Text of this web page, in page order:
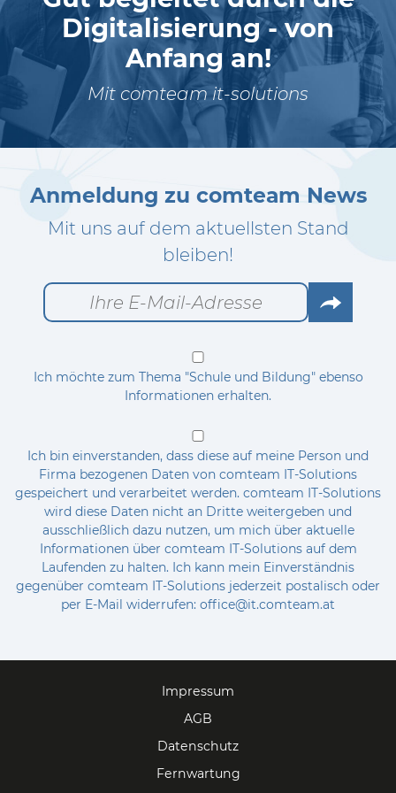
Digitalisierung - von
Anfang an!
Mit comteam it-solutions
Anmeldung zu comteam News
Mit uns auf dem aktuellsten Stand
bleiben!
Ich möchte zum Thema "Schule und Bildung" ebenso
Informationen erhalten.
Ich bin einverstanden, dass diese auf meine Person und
Firma bezogenen Daten von comteam IT-Solutions
gespeichert und verarbeitet werden. comteam IT-Solutions
wird diese Daten nicht an Dritte weitergeben und
ausschließlich dazu nutzen, um mich über aktuelle
Informationen über comteam IT-Solutions auf dem
Laufenden zu halten. Ich kann mein Einverständnis
gegenüber comteam IT-Solutions jederzeit postalisch oder
per E-Mail widerrufen: office@it.comteam.at
Go
Impressum
AGB
Datenschutz
Fernwartung